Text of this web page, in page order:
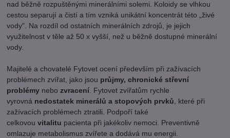
nad běžně rozpuštěnými minerálními solemi. Koloidy se vlhkou
cestou separují a čistí a tím vzniká unikátní koncentrát této „živé
vody". Na rozdíl od ostatních minerálních zdrojů, je jejich
využitelnost v těle až 50 x vyšší, než u běžně dostupné minerální
vody.
Majitelé a chovatelé Fytovet ocení především při zažívacích
problémech zvířat, jako jsou průjmy, chronické střevní
problémy nebozvracení Fytovet zvířatům rychle
vyrovná nedostatek minerálů a stopových prvků , které při
zažívacích problémech ztratili. Podpoří také
celkovouvitalitu pacienta při jakékoliv nemoci. Preventivně
omlazuje metabolismus zvířete a dodává mu energii.